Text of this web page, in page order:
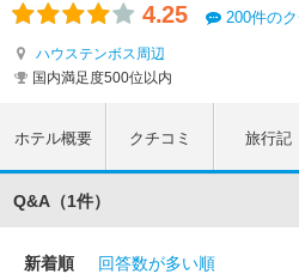
4.25 200件のク
ハウステンボス周辺
国内満足度500位以内
ホテル概要 クチコミ 旅行記
Q&A（1件）
新着順 回答数が多い順